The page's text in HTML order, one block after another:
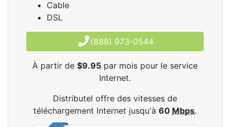
Cable
DSL
(888) 973-0544
À partir de $9.95 par mois pour le service
Internet.
Distributel offre des vitesses de
téléchargement Internet jusqu'à 60 Mbps.